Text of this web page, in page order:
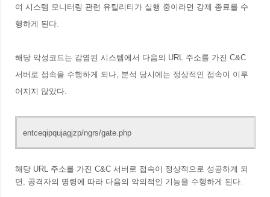
여 시스템 모니터링 관련 유틸리티가 실행 중이라면 강제 종료를 수
행하게 된다.
해당 악성코드는 감염된 시스템에서 다음의 URL 주소를 가진 C&C
서버로 접속을 수행하게 되나, 분석 당시에는 정상적인 접속이 이루
어지지 않았다.
entceqipqujagjzp/ngrs/gate.php
해당 URL 주소를 가진 C&C 서버로 접속이 정상적으로 성공하게 되
면, 공격자의 명령에 따라 다음의 악의적인 기능을 수행하게 된다.